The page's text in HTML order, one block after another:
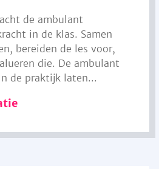
de ambulant
in de klas. Samen
bereiden de les voor,
die. De ambulant
de praktijk laten...